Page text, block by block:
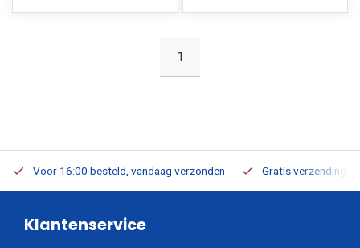
1
Voor 16:00 besteld, vandaag verzonden Gratis verzending
Klantenservice